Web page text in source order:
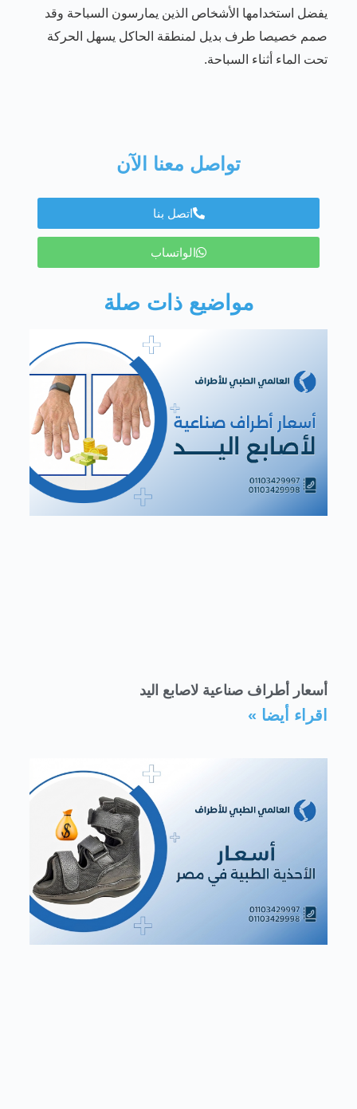
يفضل استخدامها الأشخاص الذين يمارسون السباحة وقد
صمم خصيصا طرف بديل لمنطقة الحاكل يسهل الحركة
تحت الماء أثناء السباحة.
تواصل معنا الآن
اتصل بنا
الواتساب
مواضيع ذات صلة
أسعار أطراف صناعية لاصابع اليد
اقراء أيضا »